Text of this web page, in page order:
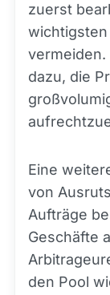
zuerst
vermeiden.
dazu, die
Eine
von
Aufträge
Geschäfte
den Pool